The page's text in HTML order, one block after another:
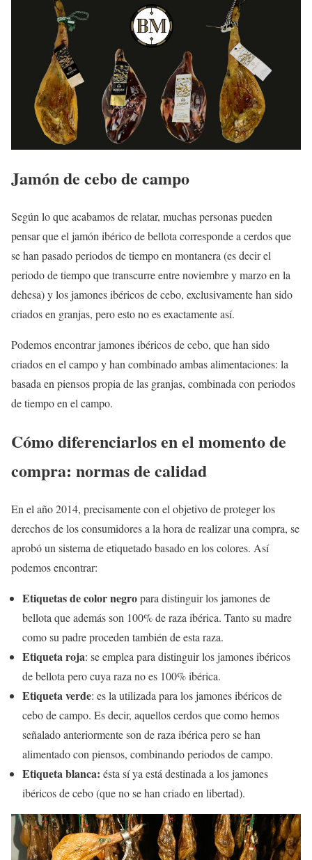
Jamón de cebo de campo
Según lo que acabamos de relatar, muchas personas pueden
pensar que el jamón ibérico de bellota corresponde a cerdos que
se han pasado periodos de tiempo en montanera (es decir el
periodo de tiempo que transcurre entre noviembre y marzo en la
dehesa) y los jamones ibéricos de cebo, exclusivamente han sido
criados en granjas, pero esto no es exactamente así.
Podemos encontrar jamones ibéricos de cebo, que han sido
criados en el campo y han combinado ambas alimentaciones: la
basada en piensos propia de las granjas, combinada con periodos
de tiempo en el campo.
Cómo diferenciarlos en el momento de
compra: normas de calidad
En el año 2014, precisamente con el objetivo de proteger los
derechos de los consumidores a la hora de realizar una compra, se
aprobó un sistema de etiquetado basado en los colores. Así
podemos encontrar:
Etiquetas de color negropara distinguir los jamones de
bellota que además son 100% de raza ibérica. Tanto su madre
como su padre proceden también de esta raza.
Etiqueta roja: se emplea para distinguir los jamones ibéricos
de bellota pero cuya raza no es 100% ibérica.
Etiqueta verde: es la utilizada para los jamones ibéricos de
cebo de campo. Es decir, aquellos cerdos que como hemos
señalado anteriormente son de raza ibérica pero se han
alimentado con piensos, combinando periodos de campo.
Etiqueta blanca: ésta sí ya está destinada a los jamones
ibéricos de cebo (que no se han criado en libertad).